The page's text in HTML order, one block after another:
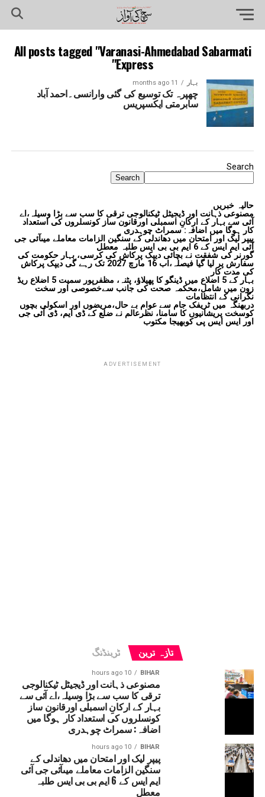
All posts tagged "Varanasi-Ahmedabad Sabarmati
Express"
بہار 11 months ago
چھپرہ تک توسیع کی گئی وارانسی۔احمد آباد
سابرمتی ایکسپریس
Search
Search
حالیہ خبریں
مصنوعی ذہانت اور ڈیجیٹل ٹیکنالوجی ترقی کا سب سے بڑا وسیلہ،اے
آئی سے بہار کے ارکانِ اسمبلی اورقانون ساز کونسلروں کی استعداد
کار ہوگا میں اضافہ: سمراٹ چوہدری
پیپر لیک اور امتحان میں دھاندلی کے سنگین الزامات معاملے میںآئی جی
آئی ایم ایس کے 6 ایم بی بی ایس طلبہ معطل
گورنر کی شفقت نے بچائی دیپک پرکاش کی کرسی، بہار حکومت کی
سفارش پر لیا گیا فیصلہ،اب 16 مارچ 2027 تک رہے گی دیپک پرکاش
کی مدت کار
بہار کے 5 اضلاع میں ڈینگو کا پھیلاؤ، پٹنہ، مظفرپور سمیت 5 اضلاع ریڈ
زون میں شامل،محکمہ صحت کی جانب سےخصوصی اور سخت
نگرانی کے انتظامات
دربھنگہ میں ٹریفک جام سے عوام بے حال،مریضوں اور اسکولی بچوں
کوسخت پریشانیوں کا سامنا، نظرعالم نے ضلع کے ڈی ایم، ڈی آئی جی
اور ایس ایس پی کوبھیجا مکتوب
ADVERTISEMENT
تازہ ترین ٹرینڈنگ
BIHAR
10 hours ago
مصنوعی ذہانت اور ڈیجیٹل ٹیکنالوجی
ترقی کا سب سے بڑا وسیلہ،اے آئی سے
بہار کے ارکانِ اسمبلی اورقانون ساز
کونسلروں کی استعداد کار ہوگا میں
اضافہ: سمراٹ چوہدری
BIHAR
10 hours ago
پیپر لیک اور امتحان میں دھاندلی کے
سنگین الزامات معاملے میںآئی جی آئی
ایم ایس کے 6 ایم بی بی ایس طلبہ
معطل